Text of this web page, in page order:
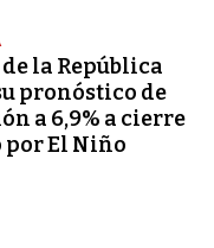
la República
pronóstico de
a 6,9% a cierre
por El Niño